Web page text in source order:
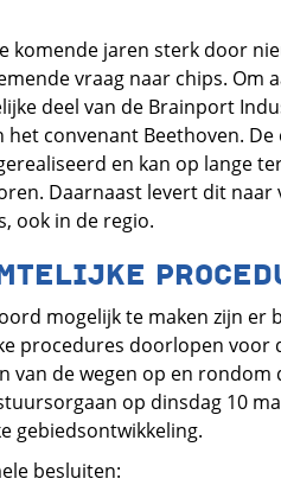
jaren sterk door
vraag naar chips. Om
deel van de Brainport
convenant Beethoven.
en kan op lange
Daarnaast levert dit
ook in de regio.
mogelijk te maken zijn er
procedures doorlopen voor
van de wegen op en rondom
op dinsdag 10
gebiedsontwikkeling.
besluiten: